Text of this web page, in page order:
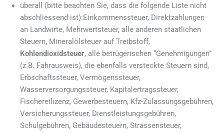
überall (bitte beachten Sie, dass die folgende Liste nicht
abschliessend ist):Einkommenssteuer, Direktzahlungen
an Landwirte, Mehrwertsteuer, alle anderen staatlichen
Steuern, Mineralölsteuer auf Treibstoff,
Kohlendioxidsteuer, alle betrügerischen “Genehmigungen”
(z.B. Fahrausweis), die ebenfalls versteckte Steuern sind,
Erbschaftssteuer, Vermögenssteuer,
Wasserversorgungssteuer, Kapitalertragssteuer,
Fischereilizenz, Gewerbesteuern, Kfz-Zulassungsgebühren,
Versicherungssteuer, Dienstleistungsgebühren,
Schulgebühren, Gebäudesteuern, Strassensteuer,